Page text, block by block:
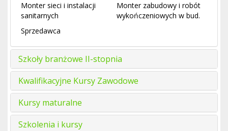
Monter sieci i instalacji
sanitarnych
Monter zabudowy i robót
wykończeniowych w bud.
Sprzedawca
Szkoły branżowe II-stopnia
Kwalifikacyjne Kursy Zawodowe
Kursy maturalne
Szkolenia i kursy